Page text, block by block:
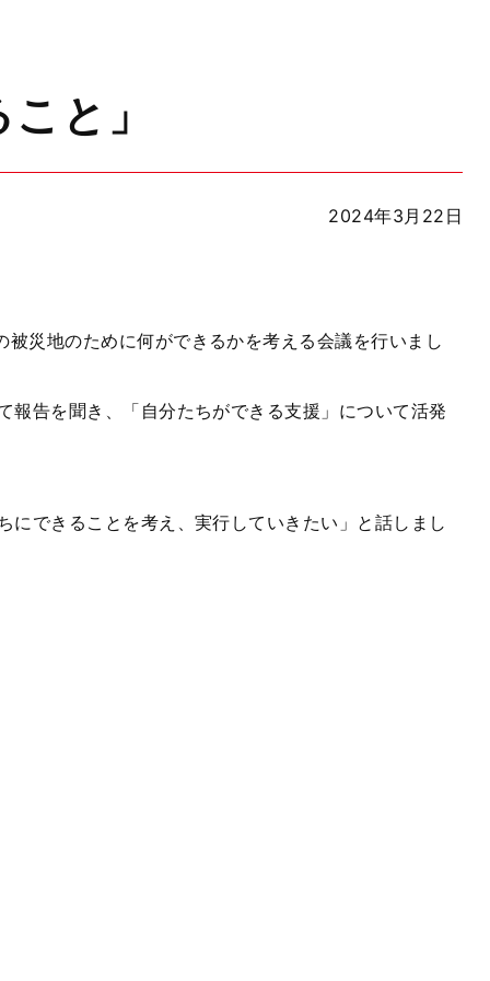
と」
2024年3月22日
災地のために何ができるかを考える会議を行いまし
告を聞き、「自分たちができる支援」について活発
できることを考え、実行していきたい」と話しまし